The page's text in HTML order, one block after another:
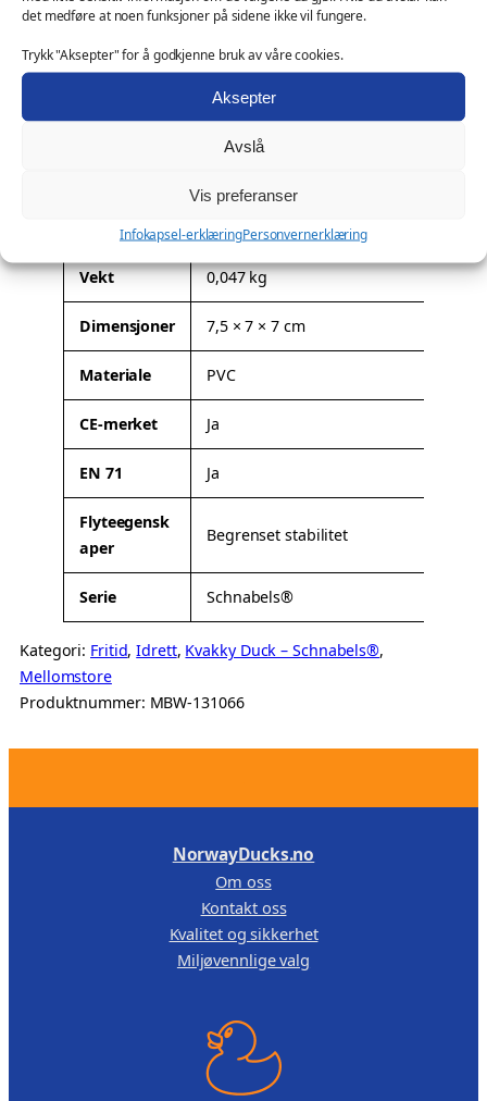
det medføre at noen funksjoner på sidene ikke vil fungere.
Trykk "Aksepter" for å godkjenne bruk av våre cookies.
Aksepter
Avslå
Vis preferanser
Infokapsel-erklæringPersonvernerklæring
u
k
n
profilprodukt for klubber, turneringer og arrangementer
messeartikkel og kampanjeprodukt
kundegave – med eller uten logo
Ønsker du profilering?
Denne modellen kan leveres med firmalogo eller
Tilleggsinformasjon
A
t
t
ri
b
u
t
e
e
d
i
Vekt 0,047 kg
Dimensjoner 7,5 × 7 × 7 cm
Materiale PVC
CE-merket Ja
EN 71 Ja
Flyteegensk
aper
Begrenset stabilitet
Serie Schnabels®
Kategori: Fritid, Idrett, Kvakky Duck – Schnabels®
Mellomstore
Produktnummer: MBW-131066
NorwayDucks.no
Om oss
Kontakt oss
Kvalitet og sikkerhet
Miljøvennlige valg